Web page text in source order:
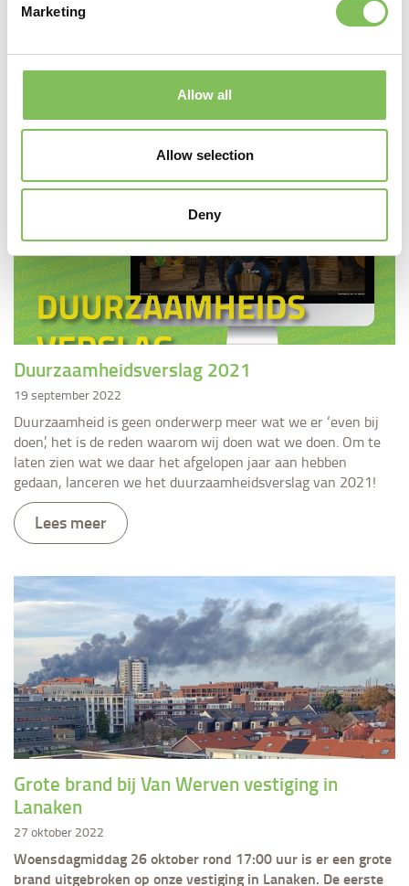
Marketing
Allow all
Allow selection
Deny
Verder lezen
​Duurzaamheidsverslag 2021
19 september 2022
Duurzaamheid is geen onderwerp meer wat we er ‘even bij
doen’, het is de reden waarom wij doen wat we doen. Om te
laten zien wat we daar het afgelopen jaar aan hebben
gedaan, lanceren we het duurzaamheidsverslag van 2021!
Lees meer
Grote brand bij Van Werven vestiging in
Lanaken
27 oktober 2022
Woensdagmiddag 26 oktober rond 17:00 uur is er een grote
brand uitgebroken op onze vestiging in Lanaken. De eerste